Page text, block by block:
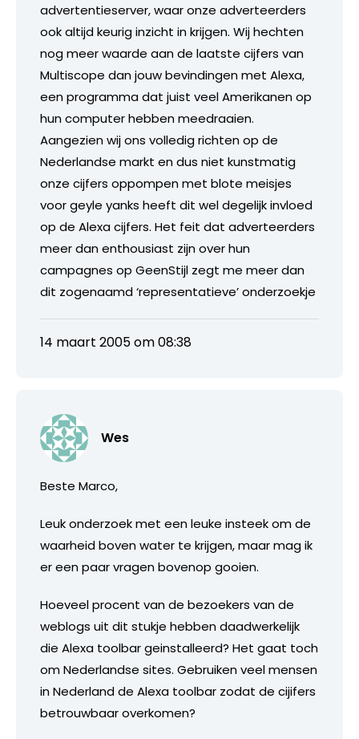
advertentieserver, waar onze adverteerders
ook altijd keurig inzicht in krijgen. Wij hechten
nog meer waarde aan de laatste cijfers van
Multiscope dan jouw bevindingen met Alexa,
een programma dat juist veel Amerikanen op
hun computer hebben meedraaien.
Aangezien wij ons volledig richten op de
Nederlandse markt en dus niet kunstmatig
onze cijfers oppompen met blote meisjes
voor geyle yanks heeft dit wel degelijk invloed
op de Alexa cijfers. Het feit dat adverteerders
meer dan enthousiast zijn over hun
campagnes op GeenStijl zegt me meer dan
dit zogenaamd ‘representatieve’ onderzoekje
14 maart 2005 om 08:38
Wes
Beste Marco,
Leuk onderzoek met een leuke insteek om de
waarheid boven water te krijgen, maar mag ik
er een paar vragen bovenop gooien.
Hoeveel procent van de bezoekers van de
weblogs uit dit stukje hebben daadwerkelijk
die Alexa toolbar geinstalleerd? Het gaat toch
om Nederlandse sites. Gebruiken veel mensen
in Nederland de Alexa toolbar zodat de cijifers
betrouwbaar overkomen?